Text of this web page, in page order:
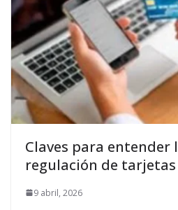
Claves para entender
regulación de
9 abril, 2026